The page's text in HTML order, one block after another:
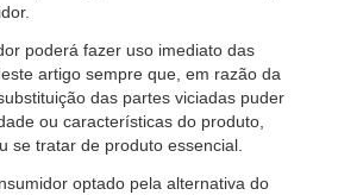
poderá fazer uso imediato das
artigo sempre que, em razão da
das partes viciadas puder
ou características do produto,
se tratar de produto essencial.
optado pela alternativa do